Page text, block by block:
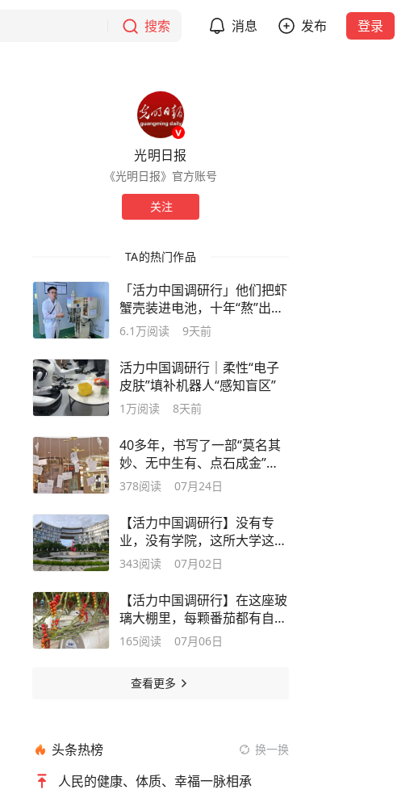
搜索 消息 发布 登录
光明日报
《光明日报》官方账号
关注
TA的热门作品
「活力中国调研行」他们把虾
蟹壳装进电池，十年“熬”出一
片新蓝海
6.1万阅读 9天前
活力中国调研行｜柔性“电子
皮肤”填补机器人“感知盲区”
1万阅读 8天前
40多年，书写了一部“莫名其
妙、无中生有、点石成金”的
创业史——为什么是义乌
378阅读 07月24日
【活力中国调研行】没有专
业，没有学院，这所大学这样
打造“大湾区硅谷”
343阅读 07月02日
【活力中国调研行】在这座玻
璃大棚里，每颗番茄都有自己
的“专属空调”
165阅读 07月06日
查看更多
头条热榜 换一换
人民的健康、体质、幸福一脉相承